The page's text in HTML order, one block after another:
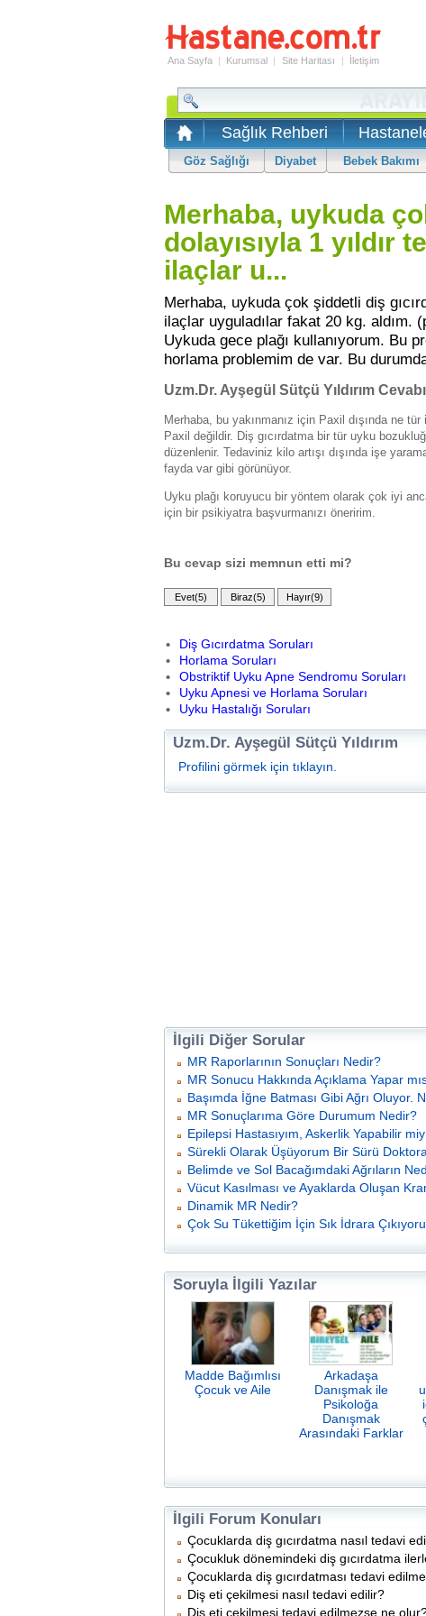
Ana Sayfa | Kurumsal | Site Haritası | İletişim
Sağlık Rehberi
Göz Sağlığı Diyabet Bebek Bakımı
Merhaba, uykuda
dolayısıyla 1
ilaçlar u...
Merhaba, uykuda çok şiddetli diş
ilaçlar uyguladılar fakat 20 kg. aldım.
Uykuda gece plağı kullanıyorum. Bu
horlama problemim de var. Bu
Uzm.Dr. Ayşegül Sütçü Yıldırım
Merhaba, bu yakınmanız için Paxil dışında ne
Paxil değildir. Diş gıcırdatma bir tür uyku
düzenlenir. Tedaviniz kilo artışı dışında işe
fayda var gibi görünüyor.
Uyku plağı koruyucu bir yöntem olarak çok iyi
için bir psikiyatra başvurmanızı öneririm.
Bu cevap sizi memnun etti mi?
Diş Gıcırdatma Soruları
Horlama Soruları
Obstriktif Uyku Apne Sendromu Soruları
Uyku Apnesi ve Horlama Soruları
Uyku Hastalığı Soruları
Uzm.Dr. Ayşegül Sütçü Yıldırım
Profilini görmek için tıklayın.
İlgili Diğer Sorular
MR Raporlarının Sonuçları Nedir?
MR Sonucu Hakkında Açıklama Yapar
Başımda İğne Batması Gibi Ağrı Oluyor.
MR Sonuçlarıma Göre Durumum Nedir?
Epilepsi Hastasıyım, Askerlik Yapabilir
Sürekli Olarak Üşüyorum Bir Sürü
Belimde ve Sol Bacağımdaki Ağrıların
Vücut Kasılması ve Ayaklarda Oluşan
Dinamik MR Nedir?
Çok Su Tükettiğim İçin Sık İdrara
Soruyla İlgili Yazılar
Madde Bağımlısı
Çocuk ve Aile
Arkadaşa
Danışmak ile
Psikoloğa
Danışmak
Arasındaki Farklar
İlgili Forum Konuları
Çocuklarda diş gıcırdatma nasıl tedavi
Çocukluk dönemindeki diş gıcırdatma
Çocuklarda diş gıcırdatması tedavi
Diş eti çekilmesi nasıl tedavi edilir?
Diş eti çekilmesi tedavi edilmezse ne